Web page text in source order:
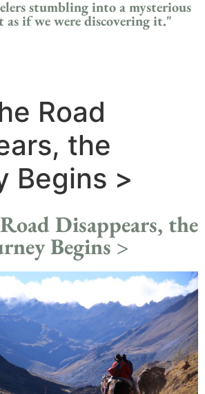
stumbling into a mysterious
as if we were discovering it."
Road
the
Begins >
Disappears, the
Begins >